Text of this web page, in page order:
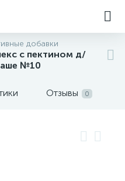
добавки
с пектином д/
№10
Отзывы 0